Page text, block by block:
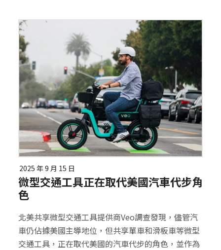
2025 年 9 月 15 日
微型交通工具正在取代美國汽車代步角
色
北美共享微型交通工具提供商Veo調查發現，儘管汽
車仍佔據美國主導地位，但共享單車和滑板車等微型
交通工具，正在取代美國的汽車代步的角色，並作為